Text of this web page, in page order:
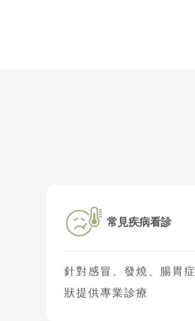
常見疾病看診
針對感冒、發燒、腸胃症
狀提供專業診療